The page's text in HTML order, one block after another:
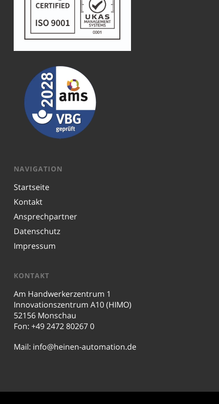
NAVIGATION
Startseite
Kontakt
Ansprechpartner
Datenschutz
Impressum
KONTAKT
Am Handwerkerzentrum 1
Innovationszentrum A10 (HIMO)
52156 Monschau
Fon: +49 2472 80267 0
Mail: info@heinen-automation.de